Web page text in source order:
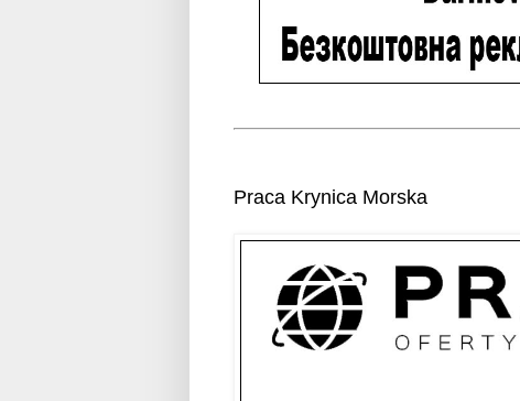
Praca Krynica Morska